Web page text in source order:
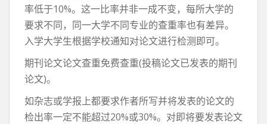
率低于10%。这一比率并非一成不变，每所大学的
要求不同，同一大学不同专业的查重率也有差异。
入学大学生根据学校通知对论文进行检测即可。
期刊论文论文查重免费查重(投稿论文已发表的期刊
论文)。
如杂志或学报上都要求作者所写并将发表的论文的
检出率一定不能超过20%或30%。对即将要发表论文